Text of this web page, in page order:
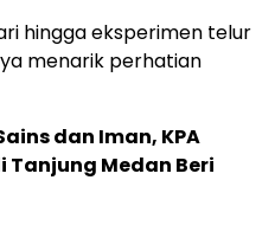
hingga eksperimen telur
menarik perhatian
dan Iman, KPA
Tanjung Medan Beri